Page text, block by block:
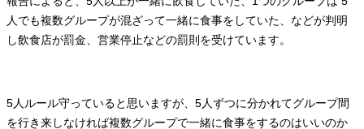
人でも複数グループが混ざって一緒に食事をしていた、などが判明
し飲食店が罰金、営業停止などの罰則を受けています。
5人ルール守っていると思いますが、5人ずつに分かれてグループ間
を行き来しなければ複数グループで一緒に食事をするのはいいのか